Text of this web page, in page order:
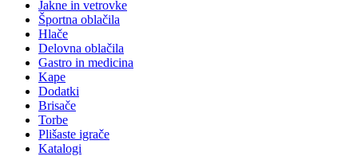
Jakne in vetrovke
Športna oblačila
Hlače
Delovna oblačila
Gastro in medicina
Kape
Dodatki
Brisače
Torbe
Plišaste igrače
Katalogi